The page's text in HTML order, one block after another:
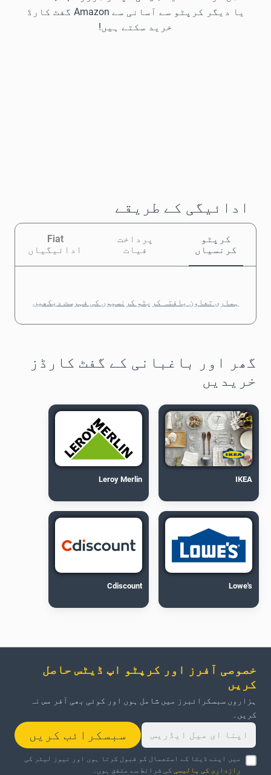
یا دیگر کرپٹو سے آسانی سے Amazon گفٹ کارڈ
خرید سکتے ہیں!
ادائیگی کے طریقے
کرپٹو
کرنسیاں
پرداخت
فیات
Fiat
ادائیگیاں
ہماری تعاون یافتہ کرپٹو کرنسیوں کی فہرست دیکھیں
گھر اور باغبانی کے گفٹ کارڈز
خریدیں
IKEA
Leroy Merlin
Lowe's
Cdiscount
خصوصی آفرز اور کرپٹو اپ ڈیٹس حاصل
کریں
ہزاروں سبسکرائبرز میں شامل ہوں اور کوئی بھی آفر مس نہ
کریں۔
سبسکرائب کریں
میں اپنے ڈیٹا کے استعمال کو قبول کرتا ہوں اور نیوز لیٹر کی
رازداری کی پالیسی
کی شرائط سے متفق ہوں۔